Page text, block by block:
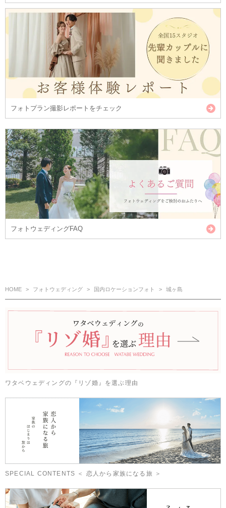
フォトプラン撮影レポートをチェック
フォトウェディングFAQ
HOME フォトウェディング 国内ロケーションフォト 城ヶ島
ワタベウェディングの『リゾ婚』を選ぶ理由
SPECIAL CONTENTS ＜ 恋人から家族になる旅 ＞